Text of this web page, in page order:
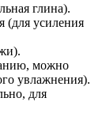
глина).
(для усиления
можно
увлажнения).
для